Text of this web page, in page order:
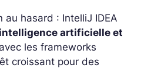
au hasard : IntelliJ IDEA
artificielle et
les frameworks
croissant pour des